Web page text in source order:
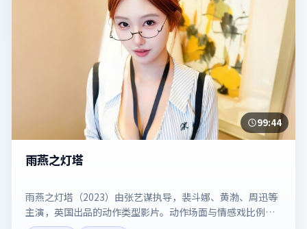
99:44
雨燕之灯塔
雨燕之灯塔（2023）由张艺谋执导，裴斗娜、黄渤、周迅等
主演，英国出品的动作类型影片。动作场面与情感戏比例拿